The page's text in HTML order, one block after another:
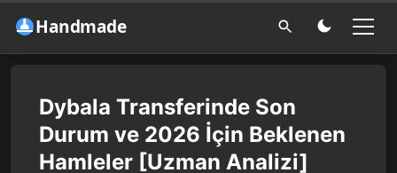
Handmade
Dybala Transferinde Son
Durum ve 2026 İçin Beklenen
Hamleler [Uzman Analizi]